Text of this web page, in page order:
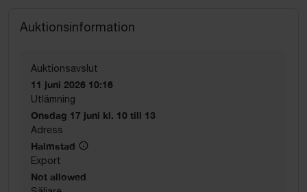
Auktionsinformation
Auktionsavslut
11 juni 2026 10:16
Utlämning
Onsdag 17 juni kl. 10 till 13
Adress
Halmstad
Export
Not allowed